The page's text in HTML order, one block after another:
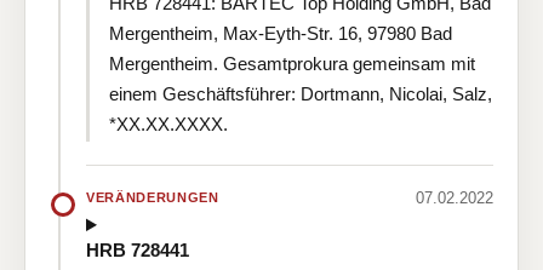
Mergentheim, Max-Eyth-Str. 16, 97980 Bad
Mergentheim. Gesamtprokura gemeinsam mit
einem Geschäftsführer: Dortmann, Nicolai, Salz,
*XX.XX.XXXX.
VERÄNDERUNGEN 07.02.2022
HRB 728441